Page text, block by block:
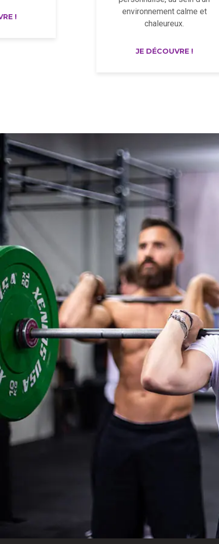
!
environnement calme et
chaleureux.
JE DÉCOUVRE !